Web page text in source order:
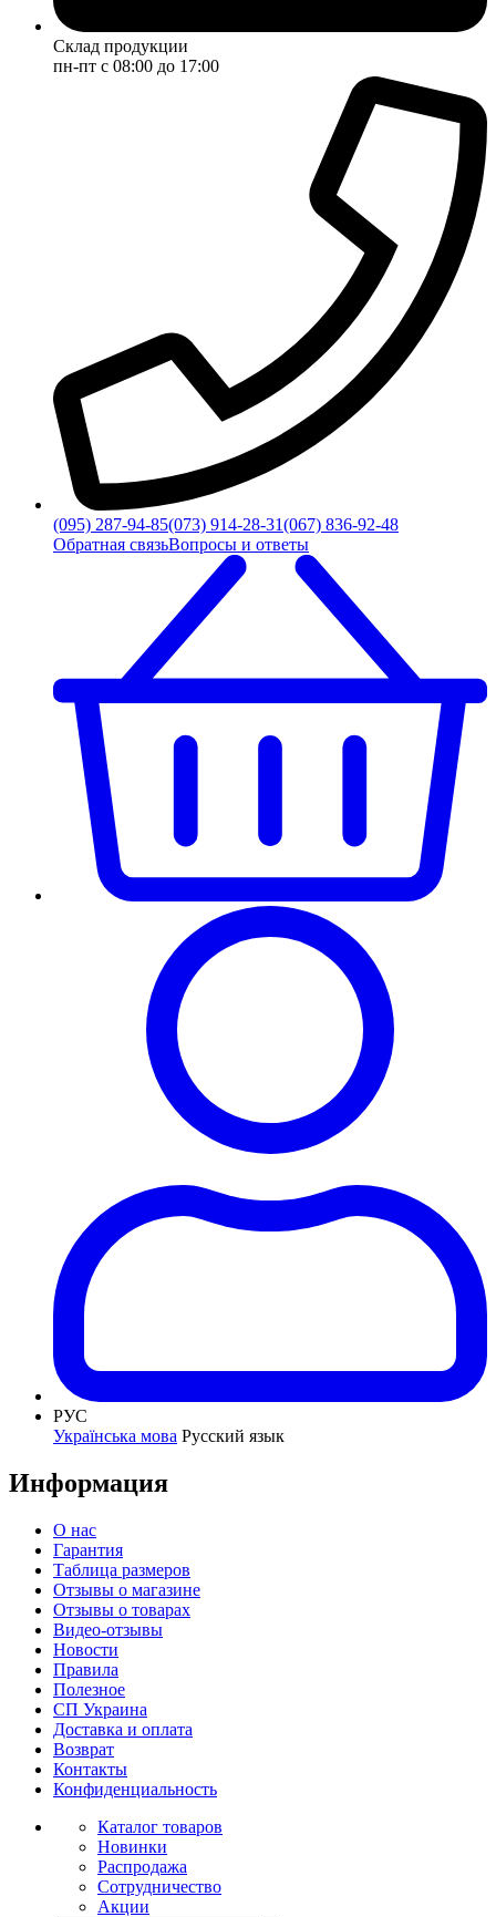
Склад продукции
пн-пт с 08:00 до 17:00
(095) 287-94-85(073) 914-28-31(067) 836-92-48
Обратная связьВопросы и ответы
РУС
Українська мова Русский язык
Информация
О нас
Гарантия
Таблица размеров
Отзывы о магазине
Отзывы о товарах
Видео-отзывы
Новости
Правила
Полезное
СП Украина
Доставка и оплата
Возврат
Контакты
Конфиденциальность
Каталог товаров
Новинки
Распродажа
Сотрудничество
Акции